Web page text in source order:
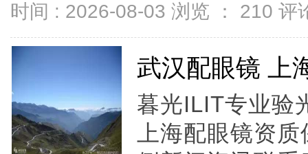
时间 : 2026-08-03 浏览 ： 210 评
武汉配眼镜 上
暮光ILIT专业验
上海配眼镜资